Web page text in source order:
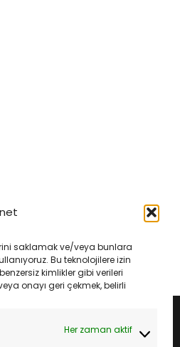
saklamak ve/veya bunlara
Bu teknolojilere izin
kimlikler gibi verileri
onayı geri çekmek, belirli
Her zaman aktif